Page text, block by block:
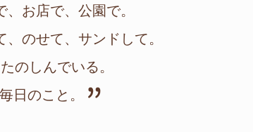
お店で、公園で。
のせて、サンドして。
のしんでいる。
日のこと。